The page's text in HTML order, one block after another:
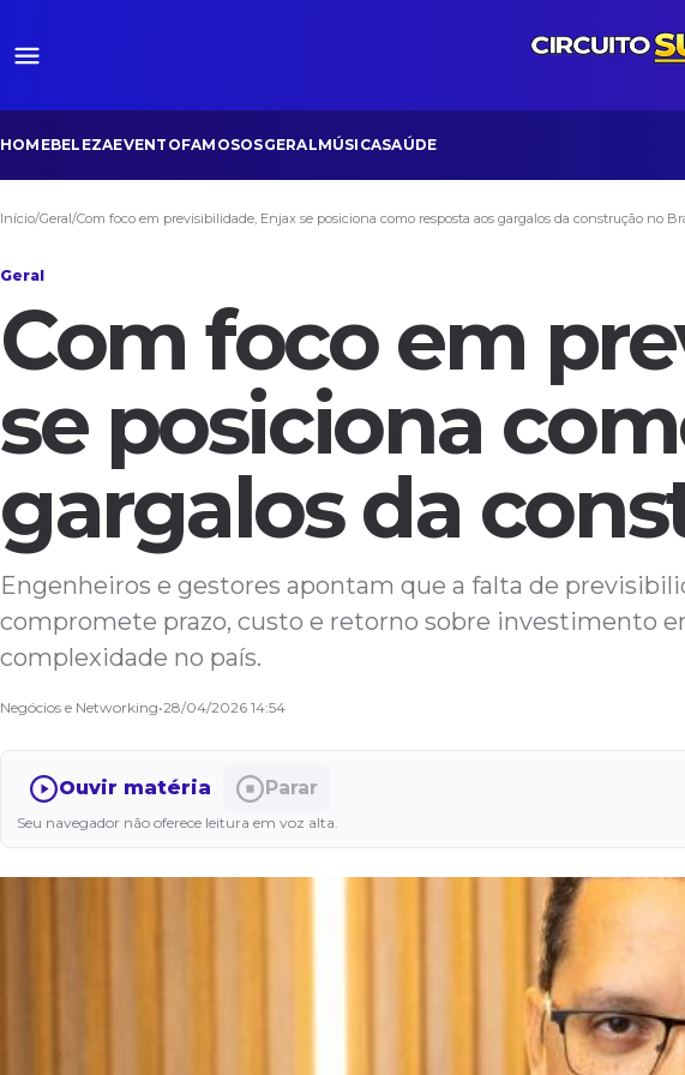
HOMEBELEZAEVENTOFAMOSOSGERALMÚSICASAÚDE
Início/Geral/Com foco em previsibilidade, Enjax se posiciona como resposta aos gargalos da construção no
Geral
Com foco em
se posiciona
gargalos da
Engenheiros e gestores apontam que a falta de
compromete prazo, custo e retorno sobre investimento
complexidade no país.
Negócios e Networking•28/04/2026 14:54
Ouvir matéria Parar
Seu navegador não oferece leitura em voz alta.